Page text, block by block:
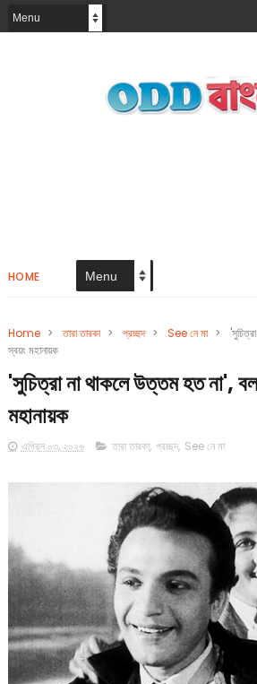
HOME
Home > তারা তারকা > প্রচ্ছদ > See নে মা >
স্বয়ং মহানায়ক
'সুচিত্রা না থাকলে উত্তম হত না',
মহানায়ক
এপ্রিল ০৩, ২০২৬ তারা তারকা, প্রচ্ছদ, See নে মা